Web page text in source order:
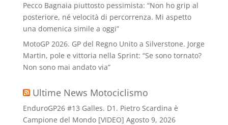
Pecco Bagnaia piuttosto pessimista: “Non ho grip al
posteriore, né velocità di percorrenza. Mi aspetto
una domenica simile a oggi”
MotoGP 2026. GP del Regno Unito a Silverstone. Jorge
Martin, pole e vittoria nella Sprint: “Se sono tornato?
Non sono mai andato via”
Ultime News Motociclismo
EnduroGP26 #13 Galles. D1. Pietro Scardina è
Campione del Mondo [VIDEO] Agosto 9, 2026